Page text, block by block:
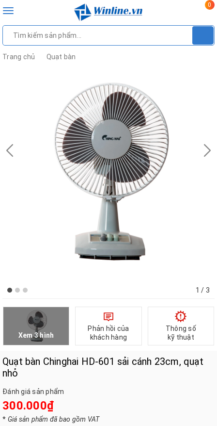
Toggle
0
Trang chủ Quạt bàn
1 / 3
Xem 3 hình
Phản hồi của
khách hàng
Thông số
kỹ thuật
Quạt bàn Chinghai HD-601 sải cánh 23cm, quạt
nhỏ
Đánh giá sản phẩm
300.000₫
* Giá sản phẩm đã bao gồm VAT